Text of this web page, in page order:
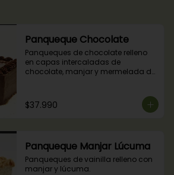
Panqueque Chocolate
Panqueques de chocolate relleno
en capas intercaladas de
chocolate, manjar y mermelada de
$37.990
Panqueque Manjar Lúcuma
Panqueques de vainilla relleno con
manjar y lúcuma.